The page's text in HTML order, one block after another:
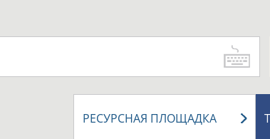
РЕСУРСНАЯ ПЛОЩАДКА